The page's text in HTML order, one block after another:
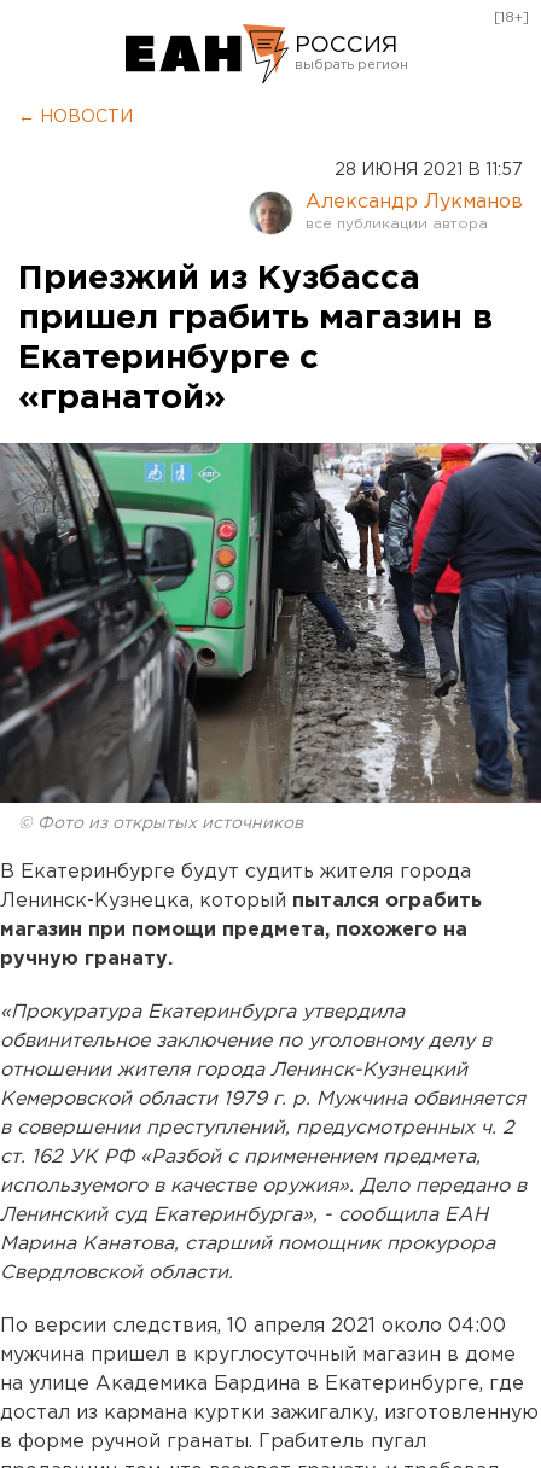
РОССИЯ
Оренбург
[18+]
← НОВОСТИ
28 ИЮНЯ 2021 В 11:57
Александр Лукманов
Приезжий из Кузбасса
пришел грабить магазин в
Екатеринбурге с
«гранатой»
© Фото из открытых источников
В Екатеринбурге будут судить жителя города
Ленинск-Кузнецка, который пытался ограбить
магазин при помощи предмета, похожего на
ручную гранату.
«Прокуратура Екатеринбурга утвердила
обвинительное заключение по уголовному делу в
отношении жителя города Ленинск-Кузнецкий
Кемеровской области 1979 г. р. Мужчина обвиняется
в совершении преступлений, предусмотренных ч. 2
ст. 162 УК РФ «Разбой с применением предмета,
используемого в качестве оружия». Дело передано в
Ленинский суд Екатеринбурга», - сообщила ЕАН
Марина Канатова, старший помощник прокурора
Свердловской области.
По версии следствия, 10 апреля 2021 около 04:00
мужчина пришел в круглосуточный магазин в доме
на улице Академика Бардина в Екатеринбурге, где
достал из кармана куртки зажигалку, изготовленную
в форме ручной гранаты. Грабитель пугал